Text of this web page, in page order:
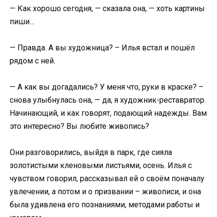
— Как хорошо сегодня, — сказала она, — хоть картины
пиши…
— Правда. А вы художница? – Илья встал и пошёл
рядом с ней.
— А как вы догадались? У меня что, руки в краске? –
снова улыбнулась она, — да, я художник-реставратор.
Начинающий, и как говорят, подающий надежды. Вам
это интересно? Вы любите живопись?
Они разговорились, выйдя в парк, где сияла
золотистыми кленовыми листьями, осень. Илья с
чувством говорил, рассказывал ей о своём поначалу
увлечении, а потом и о призвании – живописи, и она
была удивлена его познаниями, методами работы и